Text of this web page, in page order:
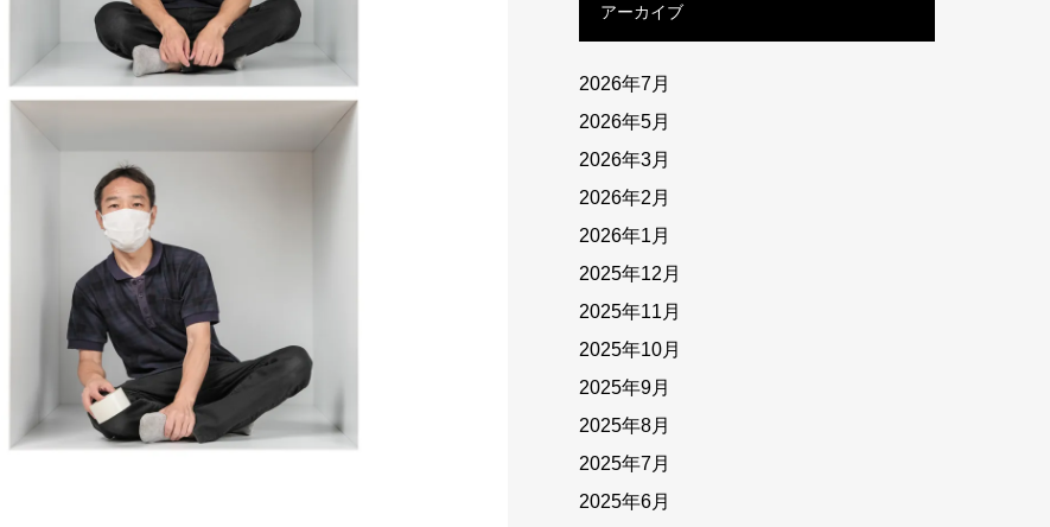
アーカイブ
2026年7月
2026年5月
2026年3月
2026年2月
2026年1月
2025年12月
2025年11月
2025年10月
2025年9月
2025年8月
2025年7月
2025年6月